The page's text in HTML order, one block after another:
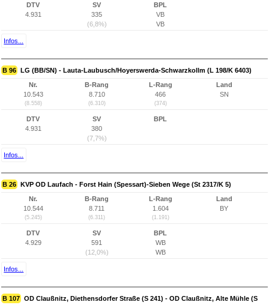
DTV
4.931
SV
335
(6,8%)
BPL
VB
VB
Infos...
B 96 LG (BB/SN) - Lauta-Laubusch/Hoyerswerda-Schwarzkollm (L 198/K 6403)
Nr.
10.543
(8.558)
B-Rang
8.710
(6.310)
L-Rang
466
(374)
Land
SN
DTV
4.931
SV
380
(7,7%)
BPL
Infos...
B 26 KVP OD Laufach - Forst Hain (Spessart)-Sieben Wege (St 2317/K 5)
Nr.
10.544
(5.245)
B-Rang
8.711
(6.311)
L-Rang
1.604
(1.191)
Land
BY
DTV
4.929
SV
591
(12,0%)
BPL
WB
WB
Infos...
B 107 OD Claußnitz, Diethensdorfer Straße (S 241) - OD Claußnitz, Alte Mühle (S